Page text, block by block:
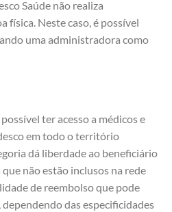
Saúde não realiza
física. Neste caso, é possível
uma administradora como
ter acesso a médicos e
em todo o território
dá liberdade ao beneficiário
não estão inclusos na rede
de reembolso que pode
das especificidades